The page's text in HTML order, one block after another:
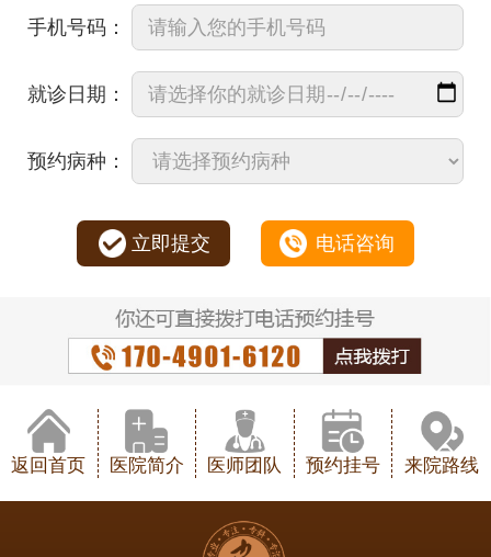
手机号码：
就诊日期：
预约病种：
立即提交 电话咨询
返回首页 医院简介 医师团队 预约挂号 来院路线